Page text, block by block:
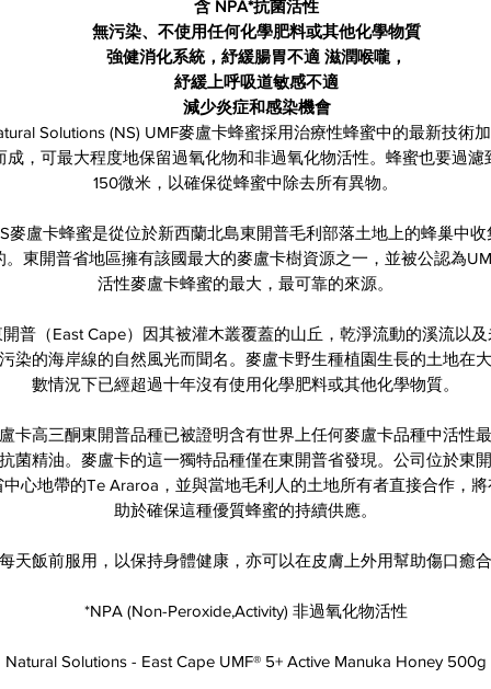
​含 NPA*抗菌活性
無污染、不使用任何化學肥料或其他化學物質
強健消化系統，紓緩腸胃不適 滋潤喉嚨​，
紓緩上呼吸道敏感不適
減少炎症和感染機會
Solutions (NS) UMF麥盧卡蜂蜜採用治療性蜂蜜中的最新技術
成，可最大程度地保留過氧化物和非過氧化物活性。蜂蜜也要過濾
150微米，以確保從蜂蜜中除去所有異物。
麥盧卡蜂蜜是從位於新西蘭北島東開普毛利部落土地上的蜂巢中收
。東開普省地區擁有該國最大的麥盧卡樹資源之一，並被公認為
活性麥盧卡蜂蜜的最大，最可靠的來源。
開普（East Cape）因其被灌木叢覆蓋的山丘，乾淨流動的溪流以及
染的海岸線的自然風光而聞名。麥盧卡野生種植園生長的土地在
數情況下已經超過十年沒有使用化學肥料或其他化學物質。
卡高三酮東開普品種已被證明含有世界上任何麥盧卡品種中活性
菌精油。麥盧卡的這一獨特品種僅在東開普省發現。公司位於東
中心地帶的Te Araroa，並與當地毛利人的土地所有者直接合作，將
助於確保這種優質蜂蜜的持續供應。
每天飯前服用，以保持身體健康，亦可以在皮膚上外用幫助傷口癒合
​*NPA (Non-Peroxide,Activity) 非過氧化物活性
Natural Solutions - East Cape UMF® 5+ Active Manuka Honey 500g